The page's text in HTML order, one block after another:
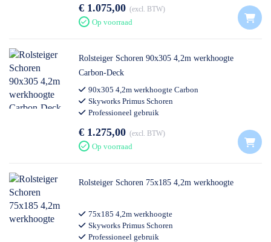
€ 1.075,00 excl. BTW
Op voorraad
Rolsteiger Schoren 90x305 4,2m werkhoogte
Carbon-Deck
90x305 4,2m werkhoogte Carbon
Skyworks Primus Schoren
Professioneel gebruik
€ 1.275,00 excl. BTW
Op voorraad
Rolsteiger Schoren 75x185 4,2m werkhoogte
75x185 4,2m werkhoogte
Skyworks Primus Schoren
Professioneel gebruik